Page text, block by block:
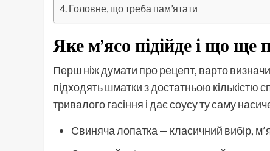
Головне, що треба пам’ятати
Яке м’ясо підійде і що ще
Перш ніж думати про рецепт, варто
підходять шматки з достатньою кількістю
тривалого гасіння і дає соусу ту саму
Свиняча лопатка — класичний вибір,